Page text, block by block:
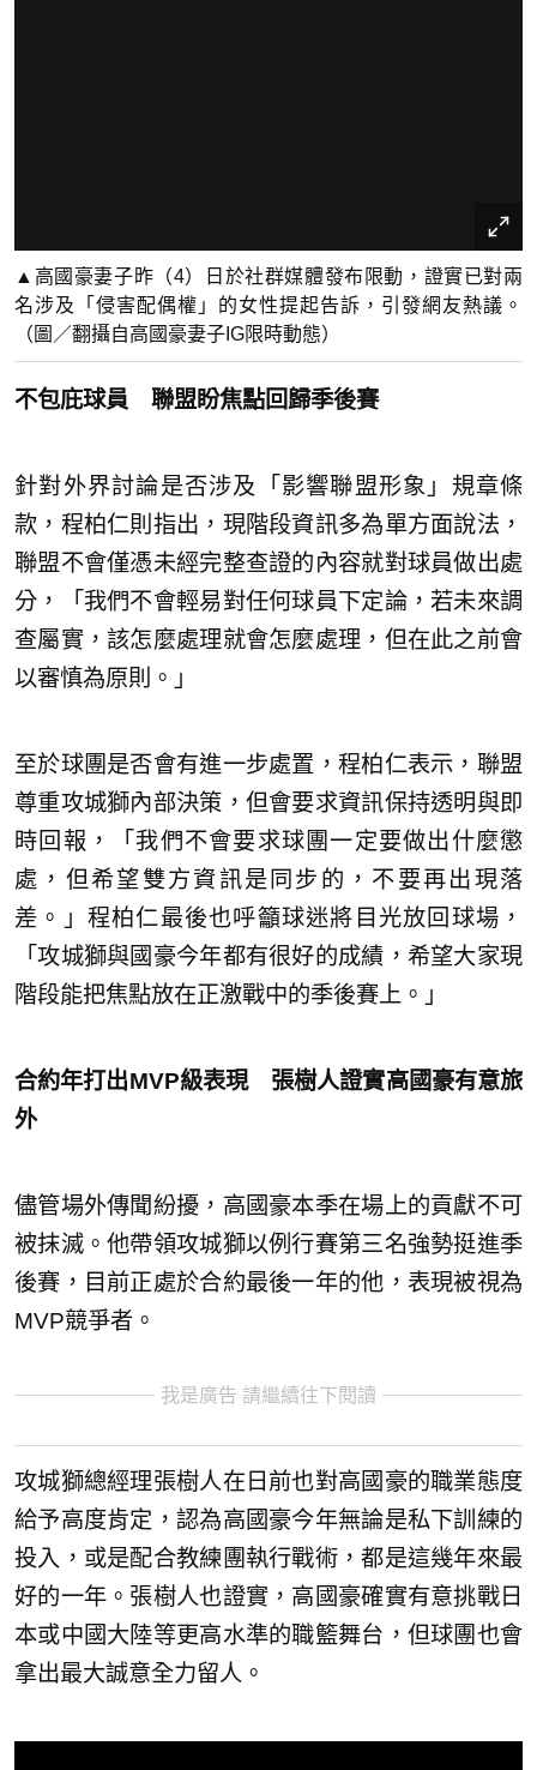
▲高國豪妻子昨（4）日於社群媒體發布限動，證實已對兩
名涉及「侵害配偶權」的女性提起告訴，引發網友熱議。
（圖／翻攝自高國豪妻子IG限時動態）
不包庇球員 聯盟盼焦點回歸季後賽
針對外界討論是否涉及「影響聯盟形象」規章條
款，程柏仁則指出，現階段資訊多為單方面說法，
聯盟不會僅憑未經完整查證的內容就對球員做出處
分，「我們不會輕易對任何球員下定論，若未來調
查屬實，該怎麼處理就會怎麼處理，但在此之前會
以審慎為原則。」
至於球團是否會有進一步處置，程柏仁表示，聯盟
尊重攻城獅內部決策，但會要求資訊保持透明與即
時回報，「我們不會要求球團一定要做出什麼懲
處，但希望雙方資訊是同步的，不要再出現落
差。」程柏仁最後也呼籲球迷將目光放回球場，
「攻城獅與國豪今年都有很好的成績，希望大家現
階段能把焦點放在正激戰中的季後賽上。」
合約年打出MVP級表現 張樹人證實高國豪有意旅
外
儘管場外傳聞紛擾，高國豪本季在場上的貢獻不可
被抹滅。他帶領攻城獅以例行賽第三名強勢挺進季
後賽，目前正處於合約最後一年的他，表現被視為
MVP競爭者。
我是廣告 請繼續往下閱讀
攻城獅總經理張樹人在日前也對高國豪的職業態度
給予高度肯定，認為高國豪今年無論是私下訓練的
投入，或是配合教練團執行戰術，都是這幾年來最
好的一年。張樹人也證實，高國豪確實有意挑戰日
本或中國大陸等更高水準的職籃舞台，但球團也會
拿出最大誠意全力留人。